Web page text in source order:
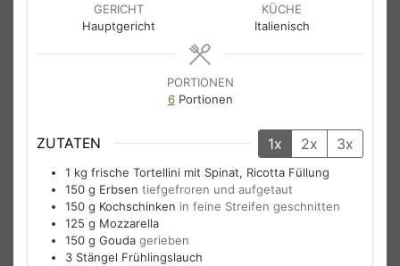
GERICHT
Hauptgericht
KÜCHE
Italienisch
PORTIONEN
6 Portionen
ZUTATEN 1x 2x 3x
1 kg frische Tortellini mit Spinat, Ricotta Füllung
150 g Erbsen tiefgefroren und aufgetaut
150 g Kochschinken in feine Streifen geschnitten
125 g Mozzarella
150 g Gouda gerieben
3 Stängel Frühlingslauch